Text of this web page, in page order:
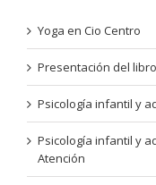
Yoga en Cio Centro
Presentación del
Psicología infantil y
Psicología infantil y
Atención